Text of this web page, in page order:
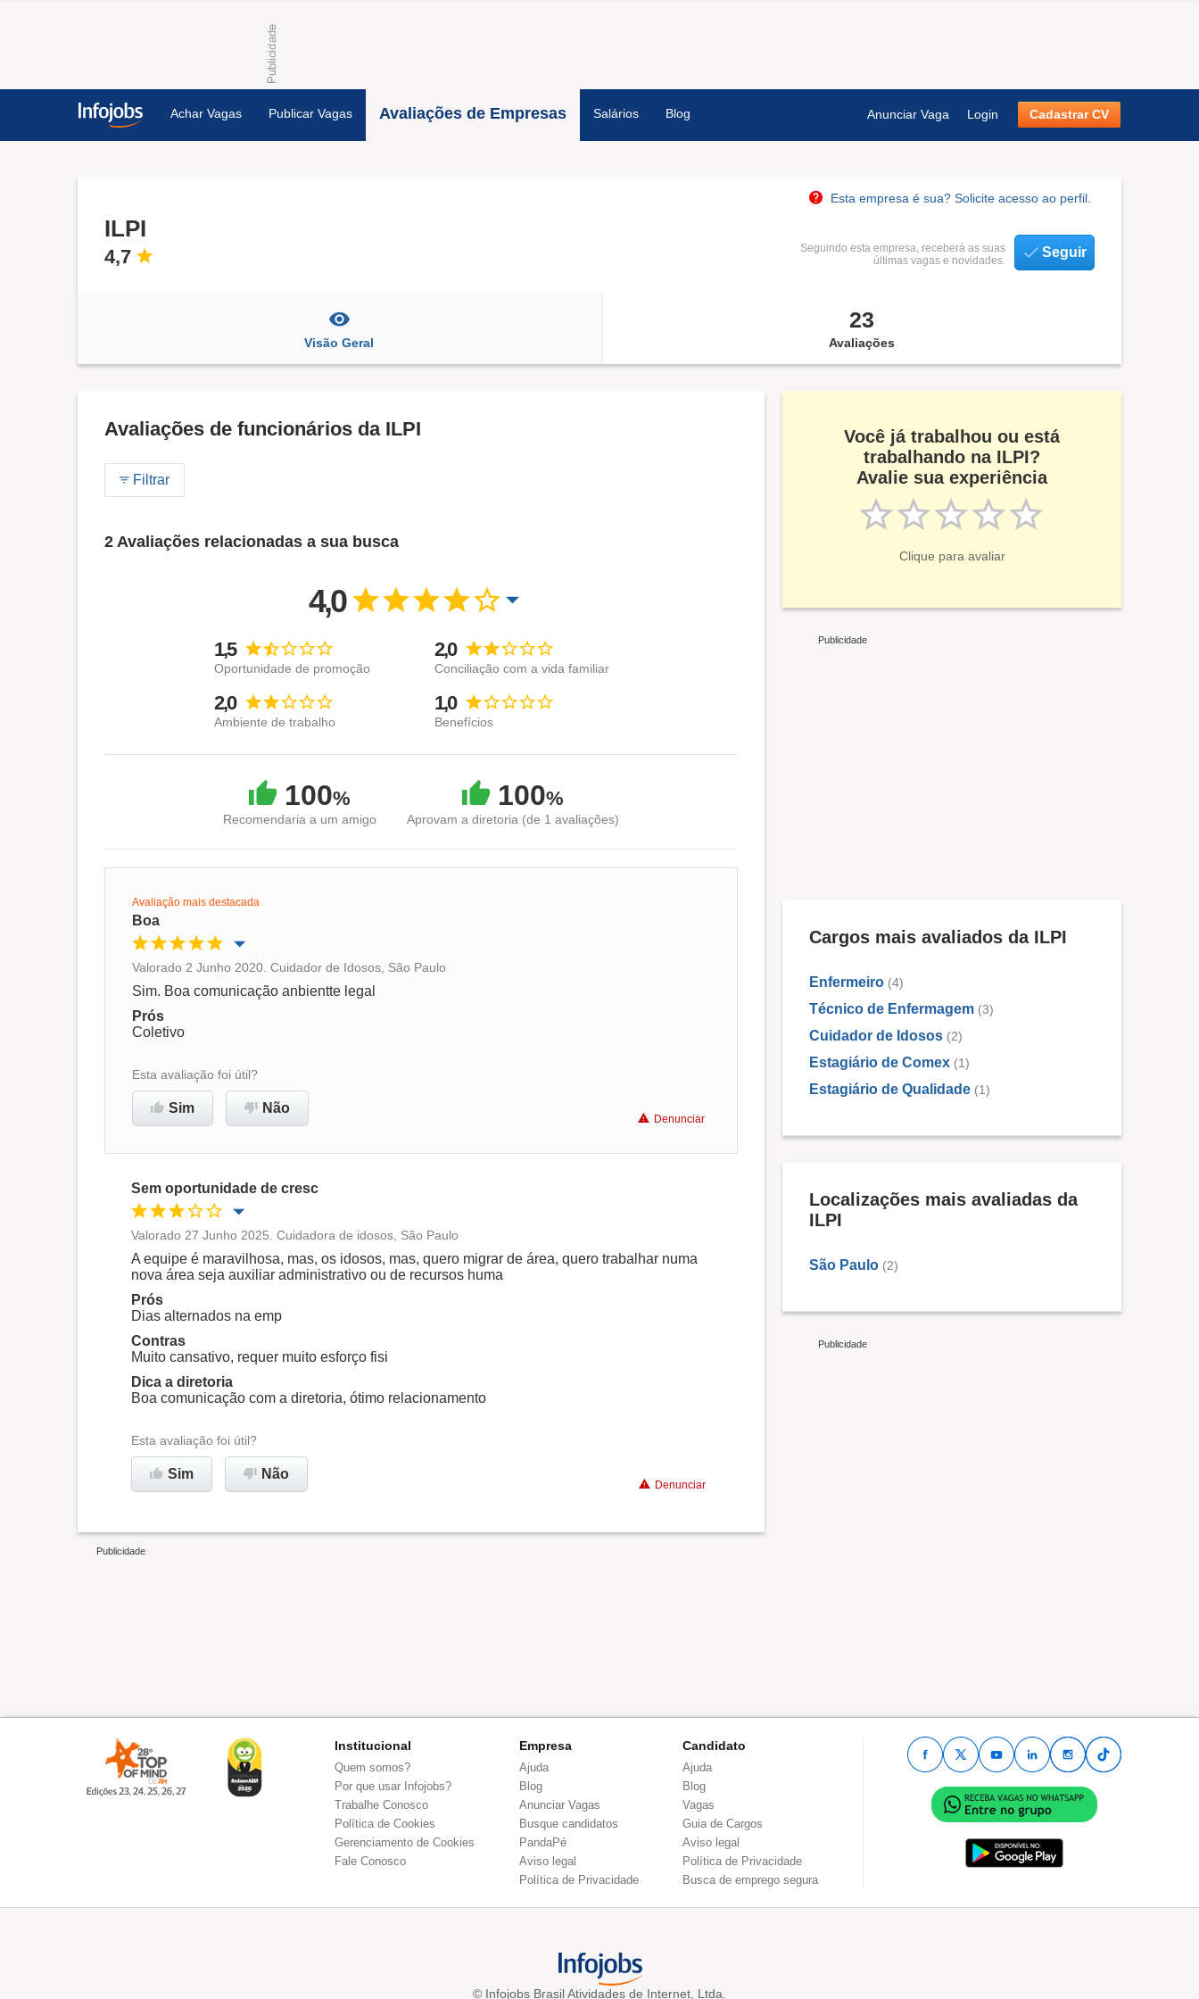
Achar Vagas Publicar Vagas Avaliações de Empresas Salários Blog Anunciar Vaga Login Cadastrar CV
Esta empresa é sua? Solicite acesso ao perfil.
ILPI
4,7
Seguindo esta empresa, receberá as suas
últimas vagas e novidades.
Seguir
Visão Geral
23
Avaliações
Avaliações de funcionários da ILPI
Filtrar
2 Avaliações relacionadas a sua busca
4,0
1,5
Oportunidade de promoção
2,0
Conciliação com a vida familiar
2,0
Ambiente de trabalho
1,0
Benefícios
100%
Recomendaria a um amigo
100%
Aprovam a diretoria (de 1 avaliações)
Avaliação mais destacada
Boa
Oportunidade de promoção
Ambiente de trabalho
Recomenda esta empresa
Valorado 2 Junho 2020. Cuidador de Idosos, São Paulo
Sim. Boa comunicação anbientte legal
Prós
Coletivo
Esta avaliação foi útil?
Sim Não
Denunciar
Sem oportunidade de cresc
Oportunidade de promoção
Ambiente de trabalho
Conciliação com a vida familiar
Recomenda esta empresa
Valorado 27 Junho 2025. Cuidadora de idosos, São Paulo
A equipe é maravilhosa, mas, os idosos, mas, quero migrar de área, quero trabalhar numa
nova área seja auxiliar administrativo ou de recursos huma
Prós
Dias alternados na emp
Contras
Muito cansativo, requer muito esforço fisi
Dica a diretoria
Boa comunicação com a diretoria, ótimo relacionamento
Esta avaliação foi útil?
Sim Não
Denunciar
Você já trabalhou ou está
trabalhando na ILPI?
Avalie sua experiência
Clique para avaliar
Cargos mais avaliados da ILPI
Enfermeiro (4)
Técnico de Enfermagem (3)
Cuidador de Idosos (2)
Estagiário de Comex (1)
Estagiário de Qualidade (1)
Localizações mais avaliadas da
ILPI
São Paulo (2)
Institucional
Quem somos?
Por que usar Infojobs?
Trabalhe Conosco
Política de Cookies
Gerenciamento de Cookies
Fale Conosco
Empresa
Ajuda
Blog
Anunciar Vagas
Busque candidatos
PandaPé
Aviso legal
Política de Privacidade
Candidato
Ajuda
Blog
Vagas
Guia de Cargos
Aviso legal
Política de Privacidade
Busca de emprego segura
© Infojobs Brasil Atividades de Internet, Ltda.